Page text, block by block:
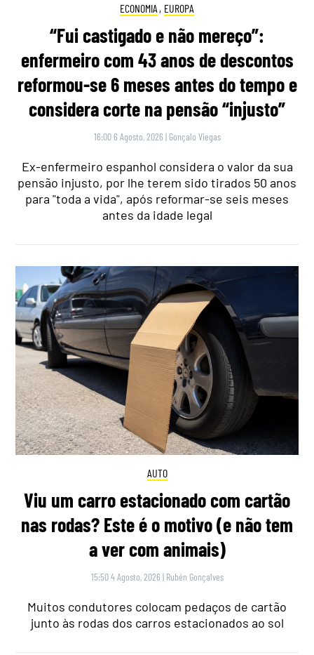
ECONOMIA , EUROPA
“Fui castigado e não mereço”:
enfermeiro com 43 anos de descontos
reformou-se 6 meses antes do tempo e
considera corte na pensão “injusto”
16:00 6 Agosto, 2026 | Gonçalo Viegas
Ex-enfermeiro espanhol considera o valor da sua
pensão injusto, por lhe terem sido tirados 50 anos
para "toda a vida", após reformar-se seis meses
antes da idade legal
AUTO
Viu um carro estacionado com cartão
nas rodas? Este é o motivo (e não tem
a ver com animais)
15:50 4 Agosto, 2026 | Rubén Gonçalves
Muitos condutores colocam pedaços de cartão
junto às rodas dos carros estacionados ao sol